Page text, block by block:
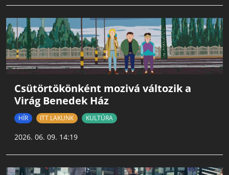
Csütörtökönként mozivá változik a
Virág Benedek Ház
HÍR ITT LAKUNK KULTÚRA
2026. 06. 09. 14:19